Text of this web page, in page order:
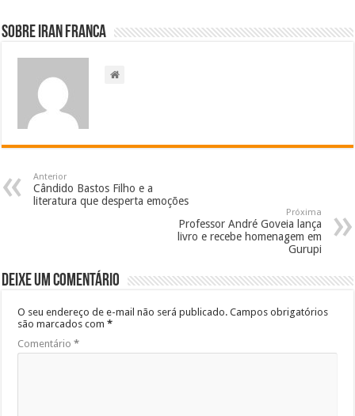
Sobre Iran Franca
Anterior
Cândido Bastos Filho e a
literatura que desperta emoções
Próxima
Professor André Goveia lança
livro e recebe homenagem em
Gurupi
Deixe um comentário
O seu endereço de e-mail não será publicado. Campos obrigatórios
são marcados com*
Comentário*